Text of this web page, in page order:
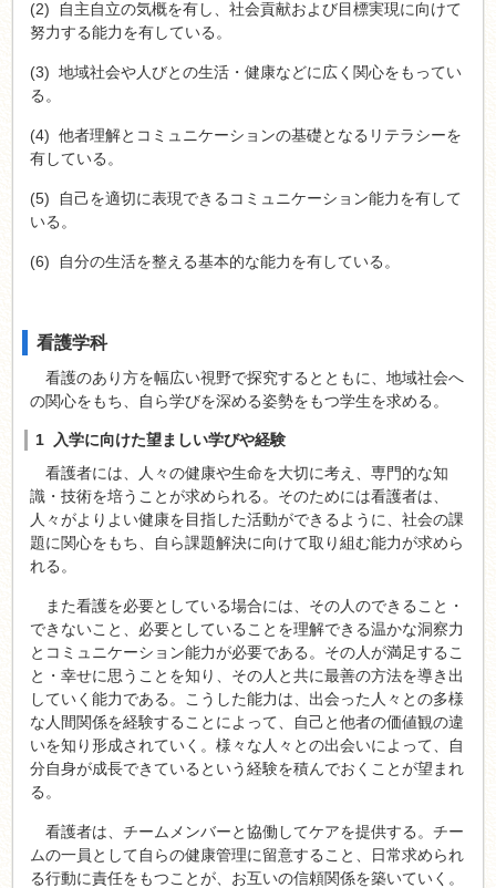
(2) 自主自立の気概を有し、社会貢献および目標実現に向けて
努力する能力を有している。
(3) 地域社会や人びとの生活・健康などに広く関心をもってい
る。
(4) 他者理解とコミュニケーションの基礎となるリテラシーを
有している。
(5) 自己を適切に表現できるコミュニケーション能力を有して
いる。
(6) 自分の生活を整える基本的な能力を有している。
看護学科
看護のあり方を幅広い視野で探究するとともに、地域社会へ
の関心をもち、自ら学びを深める姿勢をもつ学生を求める。
1 入学に向けた望ましい学びや経験
看護者には、人々の健康や生命を大切に考え、専門的な知
識・技術を培うことが求められる。そのためには看護者は、
人々がよりよい健康を目指した活動ができるように、社会の課
題に関心をもち、自ら課題解決に向けて取り組む能力が求めら
れる。
また看護を必要としている場合には、その人のできること・
できないこと、必要としていることを理解できる温かな洞察力
とコミュニケーション能力が必要である。その人が満足するこ
と・幸せに思うことを知り、その人と共に最善の方法を導き出
していく能力である。こうした能力は、出会った人々との多様
な人間関係を経験することによって、自己と他者の価値観の違
いを知り形成されていく。様々な人々との出会いによって、自
分自身が成長できているという経験を積んでおくことが望まれ
る。
看護者は、チームメンバーと協働してケアを提供する。チー
ムの一員として自らの健康管理に留意すること、日常求められ
る行動に責任をもつことが、お互いの信頼関係を築いていく。